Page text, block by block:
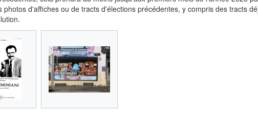
d'affiches ou de tracts d'élections précédentes, y compris des tracts